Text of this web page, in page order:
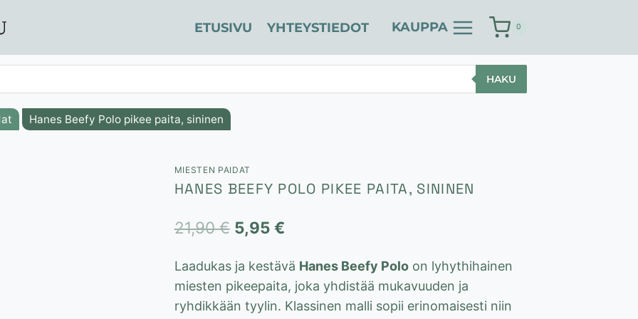
ETUSIVU YHTEYSTIEDOT KAUPPA 0
HAKU
Hanes Beefy Polo pikee paita, sininen
MIESTEN PAIDAT
HANES BEEFY POLO PIKEE PAITA, SININEN
21,90€ Alkuperäinen
oli:
21,90 €.
5,95 €Nykyinen
on:
5,95 €.
Laadukas ja kestävä Hanes Beefy Poloon lyhythihainen
miesten pikeepaita, joka yhdistää mukavuuden ja
ryhdikkään tyylin. Klassinen malli sopii erinomaisesti niin